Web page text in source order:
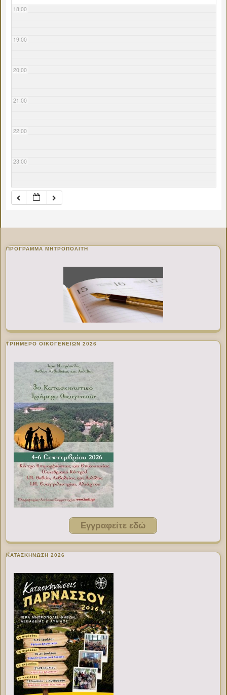
18:00
19:00
20:00
21:00
22:00
23:00
ΠΡΌΓΡΑΜΜΑ ΜΗΤΡΟΠΟΛΊΤΗ
ΤΡΙΗΜΕΡΟ ΟΙΚΟΓΕΝΕΙΩΝ 2026
Εγγραφείτε εδώ
ΚΑΤΑΣΚΗΝΩΣΗ 2026